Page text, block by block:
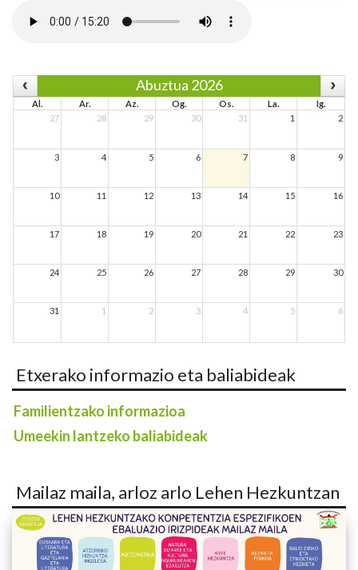
Abuztua 2026
Al. Ar. Az. Og. Os. La.
Ig.
27
28 29 30 31 1 2
3 4 5 6 7 8 9
10 11 12 13 14 15 16
17 18 19 20 21 22 23
24 25 26 27 28 29 30
31 1 2 3 4 5 6
Etxerako informazio eta baliabideak
Familientzako informazioa
Umeekin lantzeko baliabideak
Mailaz maila, arloz arlo Lehen Hezkuntzan